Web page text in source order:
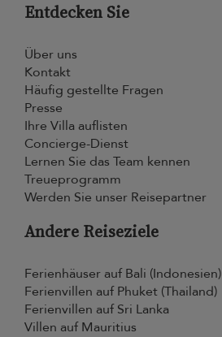
Entdecken Sie
Über uns
Kontakt
Häufig gestellte Fragen
Presse
Ihre Villa auflisten
Concierge-Dienst
Lernen Sie das Team kennen
Treueprogramm
Werden Sie unser Reisepartner
Andere Reiseziele
Ferienhäuser auf Bali (Indonesien)
Ferienvillen auf Phuket (Thailand)
Ferienvillen auf Sri Lanka
Villen auf Mauritius